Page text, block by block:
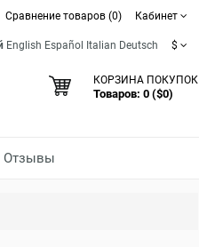
Сравнение товаров (0) Кабинет
English Español Italian Deutsch $
КОРЗИНА ПОКУПОК
Товаров: 0 ($0)
Отзывы